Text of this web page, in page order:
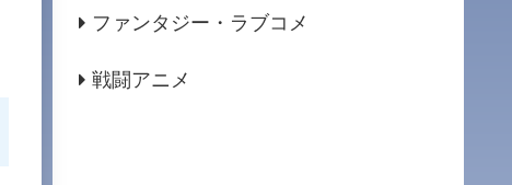
ファンタジー・ラブコメ
戦闘アニメ